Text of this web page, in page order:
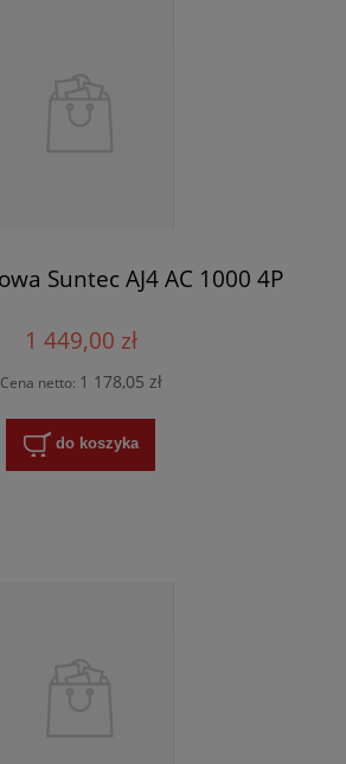
Suntec AJ4 AC 1000 4P
1 449,00 zł
Cena netto: 1 178,05 zł
do koszyka